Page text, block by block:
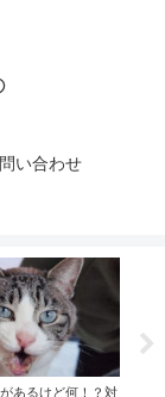
い合わせ
あるけど何！？対